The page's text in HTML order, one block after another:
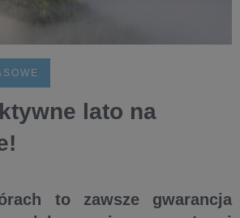
lato na
to zawsze gwarancja